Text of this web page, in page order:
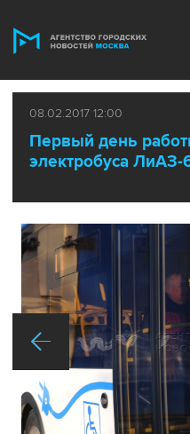
08.02.2017 12:00
Первый день
электробуса